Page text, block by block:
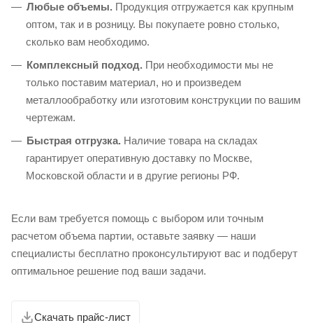
Любые объемы. Продукция отгружается как крупным
оптом, так и в розницу. Вы покупаете ровно столько,
сколько вам необходимо.
Комплексный подход. При необходимости мы не
только поставим материал, но и произведем
металлообработку или изготовим конструкции по вашим
чертежам.
Быстрая отгрузка. Наличие товара на складах
гарантирует оперативную доставку по Москве,
Московской области и в другие регионы РФ.
Если вам требуется помощь с выбором или точным
расчетом объема партии, оставьте заявку — наши
специалисты бесплатно проконсультируют вас и подберут
оптимальное решение под ваши задачи.
Скачать прайс-лист